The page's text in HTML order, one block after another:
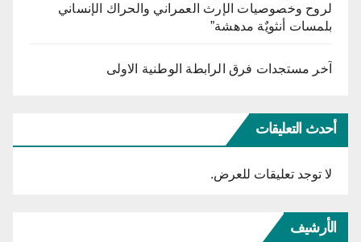
لروح وخصوصيات الإرث العمراني والحراك الإنساني
بلمسات أنثويٌة مدهشة”
آخر مستجدات فرق الرابطة الوطنية الاولى
أحدث التعليقات
لا توجد تعليقات للعرض.
الأرشيف